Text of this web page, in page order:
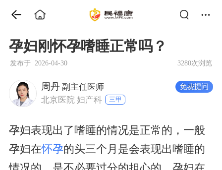
孕妇刚怀孕嗜睡正常吗？
发布于 2026-04-30 3280次浏览
周丹 副主任医师
北京医院 妇产科
三甲
孕妇表现出了嗜睡的情况是正常的，一般
孕妇在怀孕的头三个月是会表现出嗜睡的